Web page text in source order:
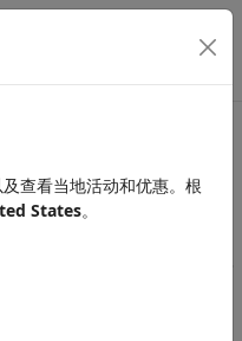
位）
或 Embedded Coder 硬件支
/ UART1 / UART2 /
查看当地活动和优惠。根
States。